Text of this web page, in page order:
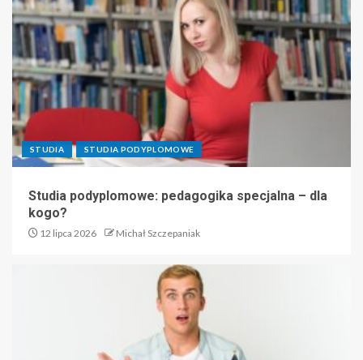
STUDIA STUDIA PODYPLOMOWE
Studia podyplomowe: pedagogika specjalna – dla
kogo?
12 lipca 2026 Michał Szczepaniak